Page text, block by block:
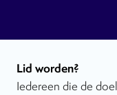
Lid worden?
Iedereen die de